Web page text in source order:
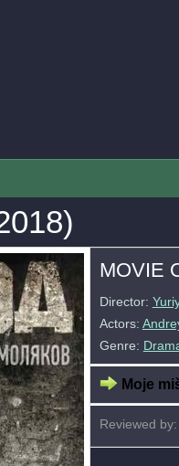
MOVIE
Director:
Actors:
Genre:
Moje
Reviewed